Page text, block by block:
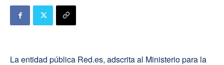
La entidad pública Red.es, adscrita al Ministerio para la